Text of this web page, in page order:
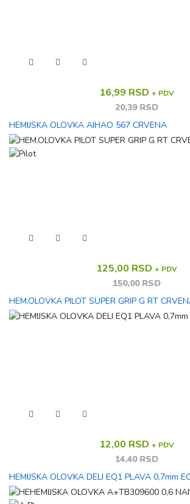
16,99 RSD + PDV
20,39 RSD
HEMIJSKA OLOVKA AIHAO 567 CRVENA
125,00 RSD + PDV
150,00 RSD
HEM.OLOVKA PILOT SUPER GRIP G RT
12,00 RSD + PDV
14,40 RSD
HEMIJSKA OLOVKA DELI EQ1 PLAVA 0,7mm